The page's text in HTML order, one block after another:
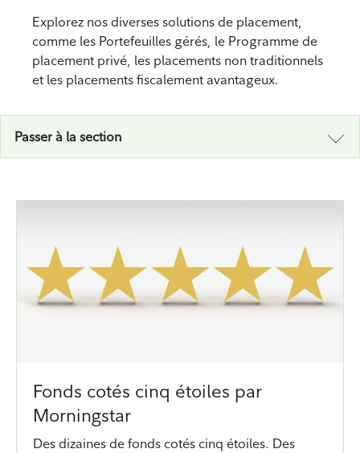
Explorez nos diverses solutions de placement,
comme les Portefeuilles gérés, le Programme de
placement privé, les placements non traditionnels
et les placements fiscalement avantageux.
Passer à la section
Fonds cotés cinq étoiles par
Morningstar
Des dizaines de fonds cotés cinq étoiles. Des